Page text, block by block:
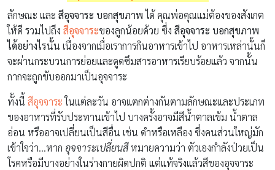
ลักษณะ และ สีอุจจาระ บอกสุขภาพได้ คุณพ่อคุณแม่ต้องของสังเกต
ให้ดี รวมไปถึง สีอุจจาระของลูกน้อยด้วย ซึ่ง สีอุจจาระ บอกสุขภาพ
ได้อย่างไรนั้น เนื่องจากเมื่อเราการกินอาหารเข้าไป อาหารเหล่านั้นก็
จะผ่านกระบวนการย่อยและดูดซึมสารอาหารเรียบร้อยแล้ว จากนั้น
กากจะถูกขับออกมาเป็นอุจจาระ
ทั้งนี้ สีอุจจาระในแต่ละวัน อาจแตกต่างกันตามลักษณะและประเภท
ของอาหารที่รับประทานเข้าไป บางครั้งอาจมีสีน้ำตาลเข้ม น้ำตาล
อ่อน หรืออาจเปลี่ยนเป็นสีอื่น เช่น ดำหรือเหลือง ซึ่งคนส่วนใหญ่มัก
เข้าใจว่า…หาก อุจจาระเปลี่ยนสีหมายความว่า ตัวเองกำลังป่วยเป็น
โรคหรือมีบางอย่างในร่างกายผิดปกติ แต่แท้จริงแล้วสีของอุจจาระ